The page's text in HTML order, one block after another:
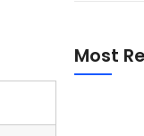
Most